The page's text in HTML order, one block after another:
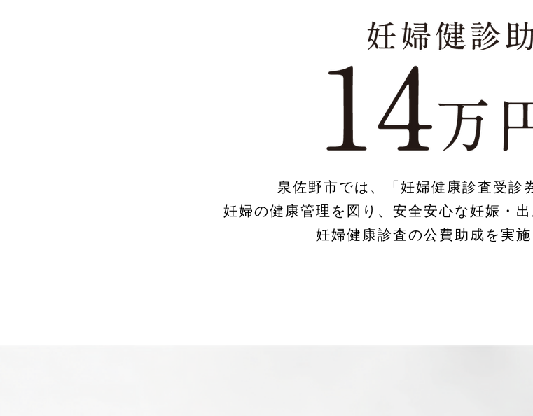
泉佐野市では、「妊婦健康診査受診
妊婦の健康管理を図り、安全安心な妊娠・
妊婦健康診査の公費助成を実施